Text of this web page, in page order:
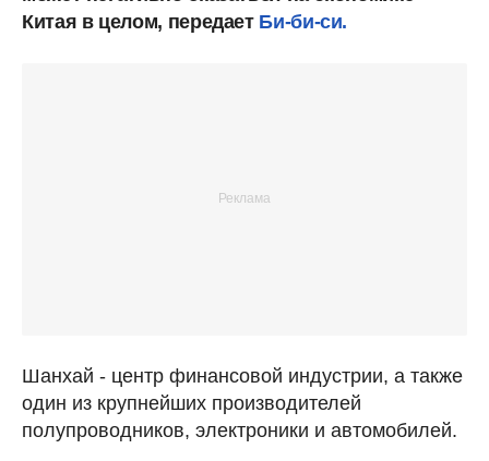
Китая в целом, передает Би-би-си.
Шанхай - центр финансовой индустрии, а также
один из крупнейших производителей
полупроводников, электроники и автомобилей.